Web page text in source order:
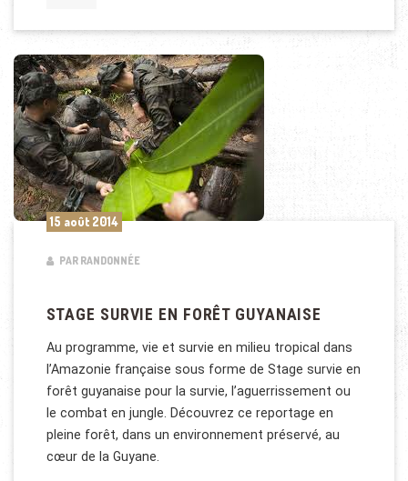
15 août 2014
PAR RANDONNÉE
STAGE SURVIE EN FORÊT GUYANAISE
Au programme, vie et survie en milieu tropical dans
l’Amazonie française sous forme de Stage survie en
forêt guyanaise pour la survie, l’aguerrissement ou
le combat en jungle. Découvrez ce reportage en
pleine forêt, dans un environnement préservé, au
cœur de la Guyane.